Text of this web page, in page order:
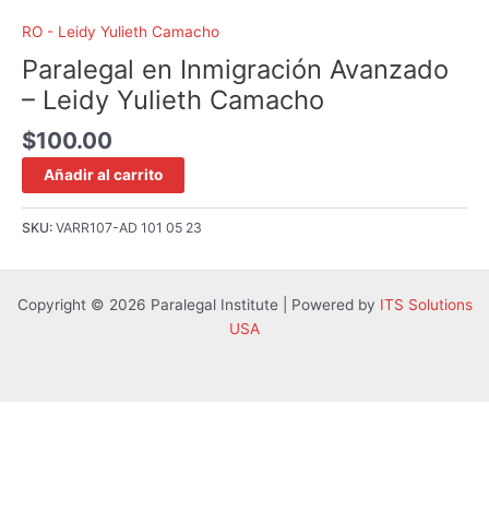
RO - Leidy Yulieth Camacho
Paralegal en Inmigración Avanzado
– Leidy Yulieth Camacho
$100.00
Añadir al carrito
SKU: VARR107-AD 101 05 23
Copyright © 2026 Paralegal Institute | Powered by ITS Solutions
USA